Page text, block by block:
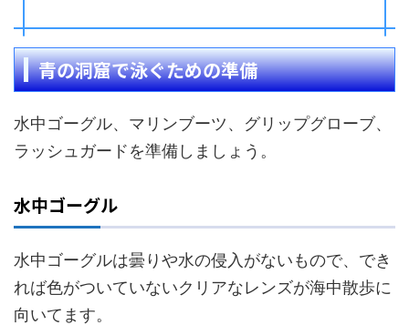
青の洞窟で泳ぐための準備
水中ゴーグル、マリンブーツ、グリップグローブ、
ラッシュガードを準備しましょう。
水中ゴーグル
水中ゴーグルは曇りや水の侵入がないもので、でき
れば色がついていないクリアなレンズが海中散歩に
向いてます。